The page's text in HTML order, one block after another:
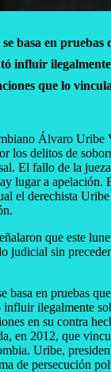
basa en pruebas
influir
que lo
Álvaro Uribe
los delitos de
El fallo de la
lugar a apelación.
el derechista
que este
judicial sin
basa en pruebas
ilegalmente
en su contra
en 2012, que
Uribe,
de persecución